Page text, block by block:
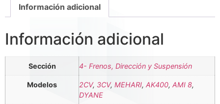
Información adicional
Información adicional
Sección 4- Frenos, Dirección y Suspensión
Modelos 2CV, 3CV, MEHARI, AK400, AMI 8,
DYANE